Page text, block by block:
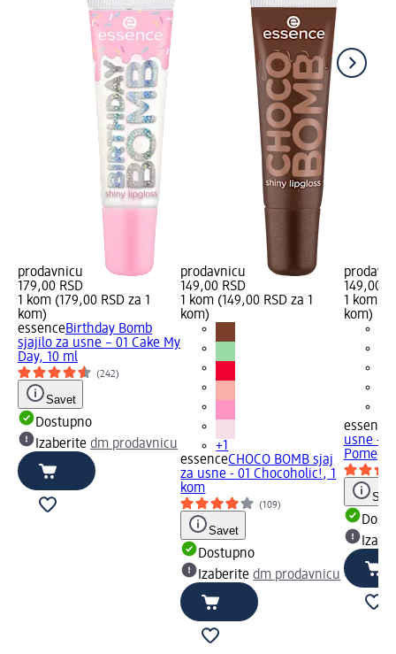
prodavnicu
179,00 RSD
1 kom (179,00 RSD za 1
kom)
essenceBirthday Bomb
sjajilo za usne – 01 Cake My
Day, 10 ml
(242)
Savet
Dostupno
Izaberite dm prodavnicu
prodavnicu
149,00 RSD
1 kom (149,00 RSD za 1
kom)
+1
essenceCHOCO BOMB sjaj
za usne - 01 Chocoholic!, 1
kom
(109)
Savet
Dostupno
Izaberitedm prodavnicu
149,00
1 kom
kom)
essence
usne -